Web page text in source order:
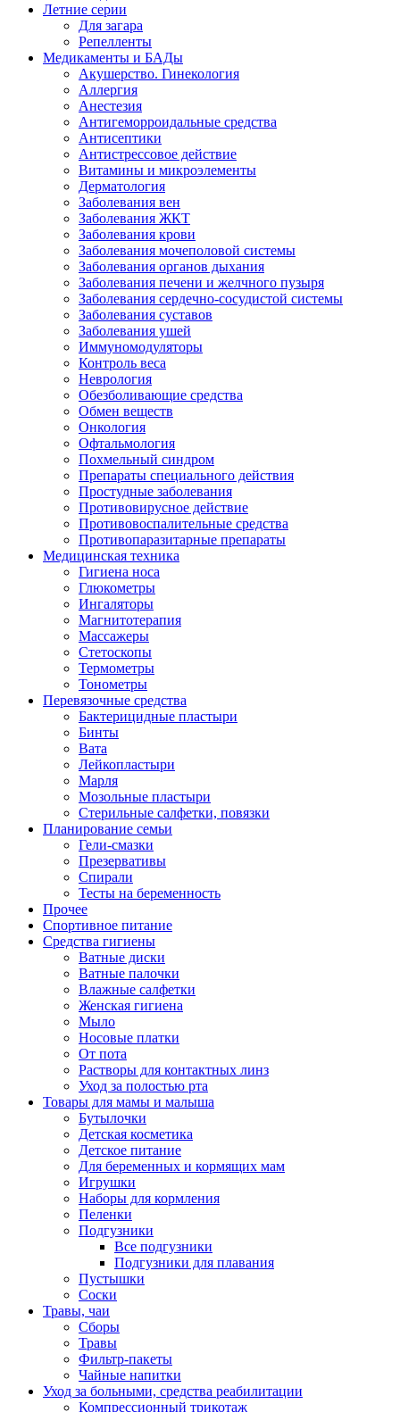
Летние серии
Для загара
Репелленты
Медикаменты и БАДы
Акушерство. Гинекология
Аллергия
Анестезия
Антигеморроидальные средства
Антисептики
Антистрессовое действие
Витамины и микроэлементы
Дерматология
Заболевания вен
Заболевания ЖКТ
Заболевания крови
Заболевания мочеполовой системы
Заболевания органов дыхания
Заболевания печени и желчного пузыря
Заболевания сердечно-сосудистой системы
Заболевания суставов
Заболевания ушей
Иммуномодуляторы
Контроль веса
Неврология
Обезболивающие средства
Обмен веществ
Онкология
Офтальмология
Похмельный синдром
Препараты специального действия
Простудные заболевания
Противовирусное действие
Противовоспалительные средства
Противопаразитарные препараты
Медицинская техника
Гигиена носа
Глюкометры
Ингаляторы
Магнитотерапия
Массажеры
Стетоскопы
Термометры
Тонометры
Перевязочные средства
Бактерицидные пластыри
Бинты
Вата
Лейкопластыри
Марля
Мозольные пластыри
Стерильные салфетки, повязки
Планирование семьи
Гели-смазки
Презервативы
Спирали
Тесты на беременность
Прочее
Спортивное питание
Средства гигиены
Ватные диски
Ватные палочки
Влажные салфетки
Женская гигиена
Мыло
Носовые платки
От пота
Растворы для контактных линз
Уход за полостью рта
Товары для мамы и малыша
Бутылочки
Детская косметика
Детское питание
Для беременных и кормящих мам
Игрушки
Наборы для кормления
Пеленки
Подгузники
Все подгузники
Подгузники для плавания
Пустышки
Соски
Травы, чаи
Сборы
Травы
Фильтр-пакеты
Чайные напитки
Уход за больными, средства реабилитации
Компрессионный трикотаж